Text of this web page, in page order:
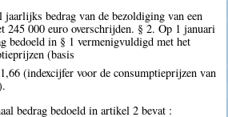
jaarlijks bedrag van de bezoldiging van een
245 000 euro overschrijden. § 2. Op 1 januari
bedoeld in § 1 vermenigvuldigd met het
(basis
(indexcijfer voor de consumptieprijzen van
bedrag bedoeld in artikel 2 bevat :